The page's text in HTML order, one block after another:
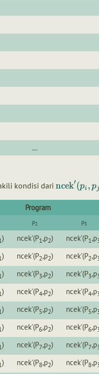
…
kondisi dari ncek′(pi , p
Program
p2 p3
) ncek'(P1,p2) ncek'(P1,p
) ncek'(P2,p2) ncek'(P2,p
) ncek'(P3,p2) ncek'(P3,p
) ncek'(P4,p2) ncek'(P4,p
) ncek'(P5,p2) ncek'(P5,p
) ncek'(P6,p2) ncek'(P6,p
) ncek'(P7,p2) ncek'(P7,p
) ncek'(P8,p2) ncek'(P8,p